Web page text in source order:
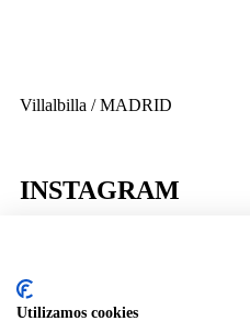
Villalbilla / MADRID
INSTAGRAM
ENLACES
Utilizamos cookies